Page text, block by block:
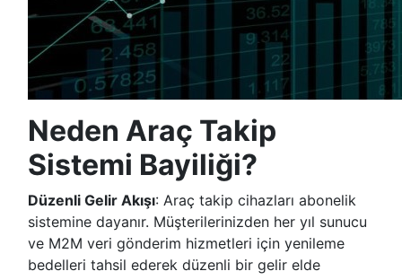
Neden Araç Takip
Sistemi Bayiliği?
Düzenli Gelir Akışı: Araç takip cihazları abonelik
sistemine dayanır. Müşterilerinizden her yıl sunucu
ve M2M veri gönderim hizmetleri için yenileme
bedelleri tahsil ederek düzenli bir gelir elde